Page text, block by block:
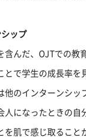
ップ
んだ、OJTでの教
で学生の成長率を
のインターンシッ
人になったときの自
を肌で感じ取ること